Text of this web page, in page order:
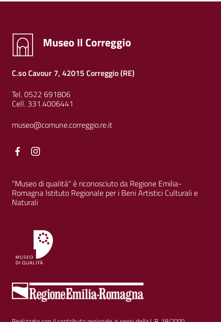
Museo Il Correggio
C.so Cavour 7, 42015 Correggio (RE)
Tel. 0522 691806
Cell. 331.4006441
museo@comune.correggio.re.it
Facebook
"Museo di qualità" è riconosciuto da Regione Emilia-
Romagna Istituto Regionale per i Beni Artistici Culturali e
Naturali